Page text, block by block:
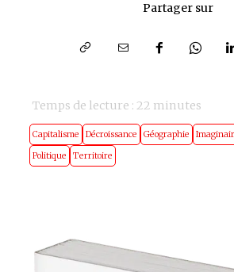
Partager sur
Temps de lecture :22 minutes
Capitalisme Décroissance Géographie
Politique
Territoire